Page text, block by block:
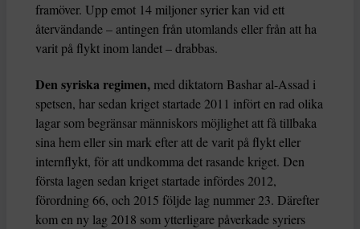
framöver. Upp emot 14 miljoner syrier kan vid ett
återvändande – antingen från utomlands eller från att ha
varit på flykt inom landet – drabbas.
Den syriska regimen, med diktatorn Bashar al-Assad i
spetsen, har sedan kriget startade 2011 infört en rad olika
lagar som begränsar människors möjlighet att få tillbaka
sina hem eller sin mark efter att de varit på flykt eller
internflykt, för att undkomma det rasande kriget. Den
första lagen sedan kriget startade infördes 2012,
förordning 66, och 2015 följde lag nummer 23. Därefter
kom en ny lag 2018 som ytterligare påverkade syriers